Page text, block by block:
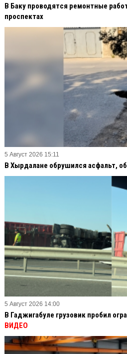
В Баку проводятся ремонтные
проспектах
5 Август 2026 15:11
В Хырдалане обрушился асфальт,
5 Август 2026 14:00
В Гаджигабуле грузовик пробил
ВИДЕО